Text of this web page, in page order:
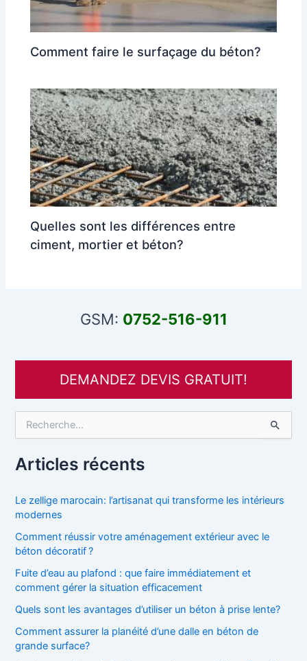
Comment faire le surfaçage du béton?
Quelles sont les différences entre
ciment, mortier et béton?
GSM: 0752-516-911
DEMANDEZ DEVIS GRATUIT!
h
e
c
h
r
:
Articles récents
Le zellige marocain: l’artisanat qui transforme les intérieurs
modernes
Comment réussir votre aménagement extérieur avec le
béton décoratif ?
Fuite d’eau au plafond : que faire immédiatement et
comment gérer la situation efficacement
Quels sont les avantages d’utiliser un béton à prise lente?
Comment assurer la planéité d’une dalle en béton de
grande surface?